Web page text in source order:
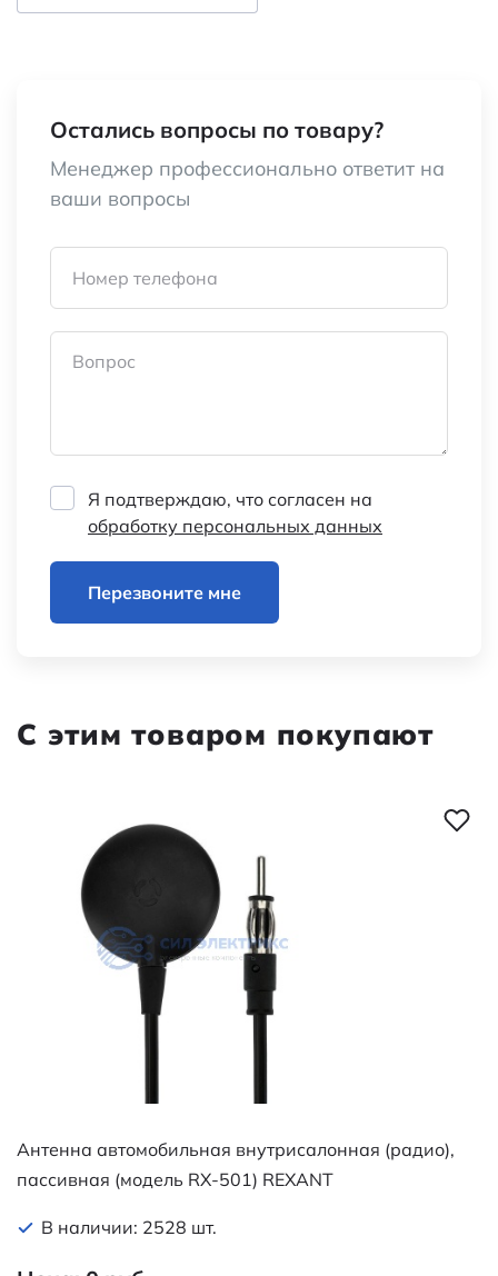
автомобильные
Наименование
Антенна
Остались вопросы по товару?
Менеджер профессионально ответит на
ваши вопросы
Номер телефона
Вопрос
Я подтверждаю, что согласен на
обработку персональных данных
Перезвоните мне
С этим товаром покупают
Антенна автомобильная внутрисалонная (радио),
пассивная (модель RX-501) REXANT
В наличии: 2528 шт.